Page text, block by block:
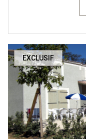
EXCLUSIF